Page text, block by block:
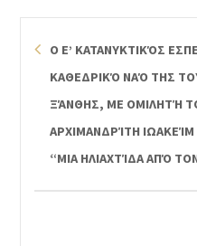
Ο Ε’ ΚΑΤΑΝΥΚΤΙΚΌΣ
ΚΑΘΕΔΡΙΚΌ ΝΑΌ ΤΗΣ
ΞΆΝΘΗΣ, ΜΕ ΟΜΙΛΗΤΉ
ΑΡΧΙΜΑΝΔΡΊΤΗ
“ΜΙΑ ΗΛΙΑΧΤΊΔΑ ΑΠΌ